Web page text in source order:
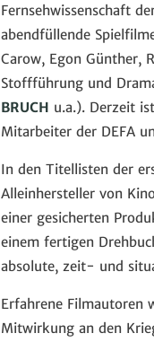
Fernsehwissenschaft
abendfüllende
Carow, Egon Günther,
Stoffführung und
BRUCH u.a.). Derzeit
Mitarbeiter der DEFA
In den Titellisten der
Alleinhersteller von
einer gesicherten
einem fertigen
absolute, zeit- und
Erfahrene Filmautoren
Mitwirkung an den